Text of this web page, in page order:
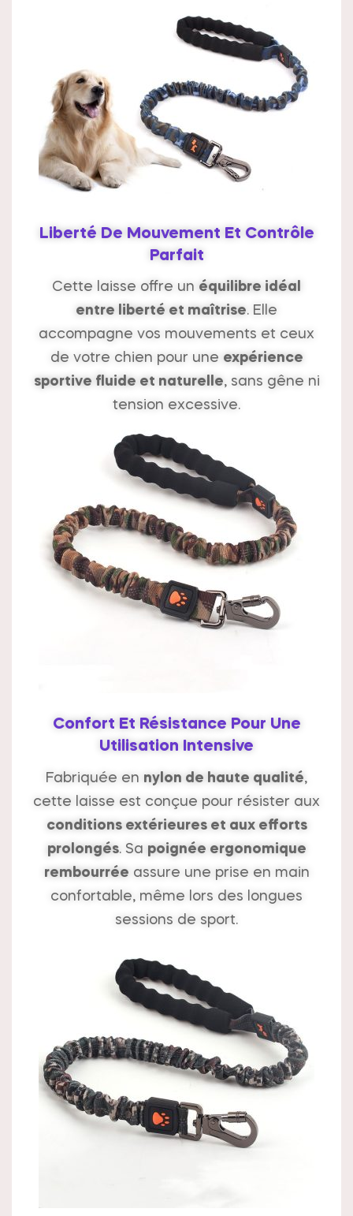
Liberté De Mouvement Et Contrôle
Parfait
Cette laisse offre un équilibre idéal
entre liberté et maîtrise. Elle
accompagne vos mouvements et ceux
de votre chien pour une expérience
sportive fluide et naturelle, sans gêne ni
tension excessive.
Confort Et Résistance Pour Une
Utilisation Intensive
Fabriquée en nylon de haute qualité,
cette laisse est conçue pour résister aux
conditions extérieures et aux efforts
prolongés. Sa poignée ergonomique
rembourrée assure une prise en main
confortable, même lors des longues
sessions de sport.